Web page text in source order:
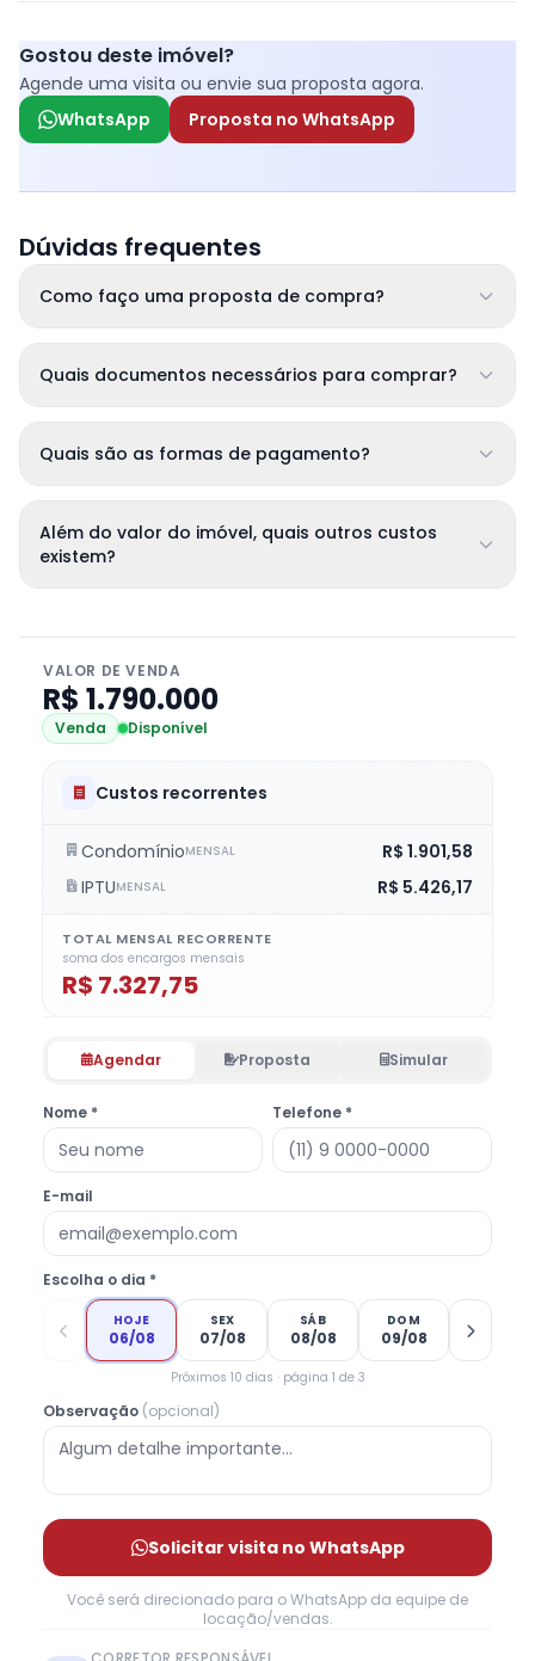
Gostou deste imóvel?
Agende uma visita ou envie sua proposta agora.
WhatsApp
Proposta no WhatsApp
Dúvidas frequentes
Como faço uma proposta de compra?
Quais documentos necessários para comprar?
Quais são as formas de pagamento?
Além do valor do imóvel, quais outros custos
existem?
VALOR DE VENDA
R$ 1.790.000
Venda Disponível
Custos recorrentes
CondomínioMENSAL
R$ 1.901,58
IPTUMENSAL R$ 5.426,17
TOTAL MENSAL RECORRENTE
soma dos encargos mensais
R$ 7.327,75
Agendar Proposta Simular
Nome * Telefone *
E-mail
Escolha o dia *
HOJE
06/08
SEX
07/08
SÁB
08/08
DOM
09/08
Próximos 10 dias · página 1 de 3
Observação (opcional)
Solicitar visita no WhatsApp
Você será direcionado para o WhatsApp da equipe de
locação/vendas.